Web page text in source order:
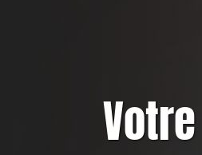
Votre